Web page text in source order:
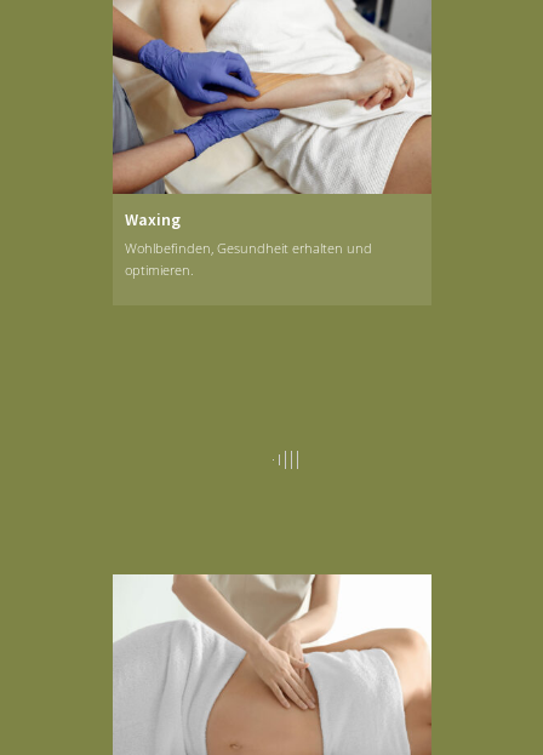
Waxing
Wohlbefinden, Gesundheit erhalten und
optimieren.